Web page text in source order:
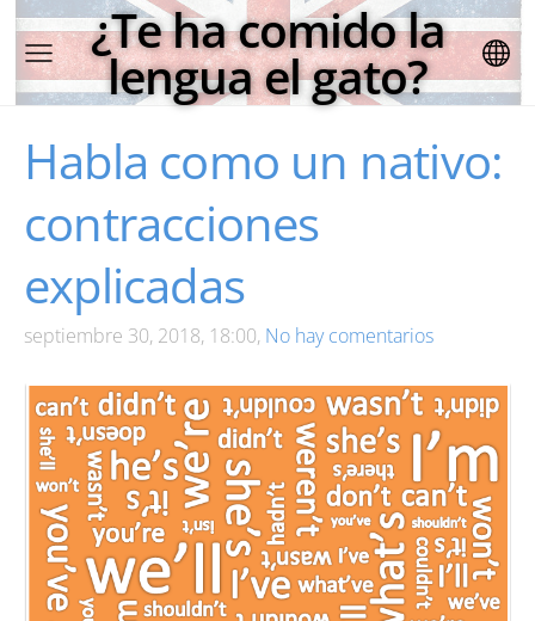
¿Te ha comido la
lengua el gato?
Habla como un nativo:
contracciones
explicadas
septiembre 30, 2018, 18:00, No hay comentarios